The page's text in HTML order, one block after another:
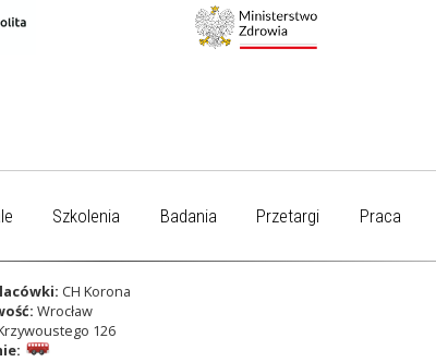
Szkolenia Badania Przetargi Praca
CH Korona
Wrocław
126